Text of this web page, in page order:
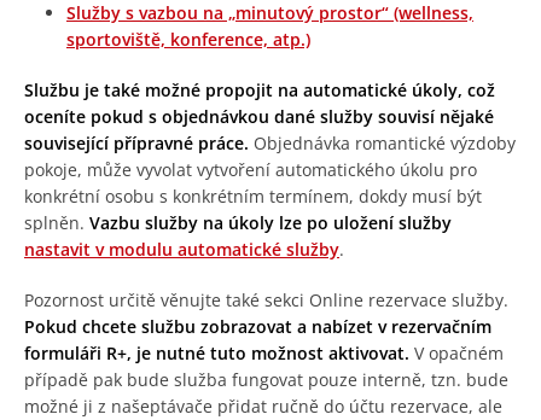
Služby s vazbou na „minutový prostor“ (wellness,
sportoviště, konference, atp.)
Službu je také možné propojit na automatické úkoly, což
oceníte pokud s objednávkou dané služby souvisí nějaké
související přípravné práce. Objednávka romantické výzdoby
pokoje, může vyvolat vytvoření automatického úkolu pro
konkrétní osobu s konkrétním termínem, dokdy musí být
splněn. Vazbu služby na úkoly lze po uložení služby
nastavit v modulu automatické služby.
Pozornost určitě věnujte také sekci Online rezervace služby.
Pokud chcete službu zobrazovat a nabízet v rezervačním
formuláři R+, je nutné tuto možnost aktivovat. V opačném
případě pak bude služba fungovat pouze interně, tzn. bude
možné ji z našeptávače přidat ručně do účtu rezervace, ale